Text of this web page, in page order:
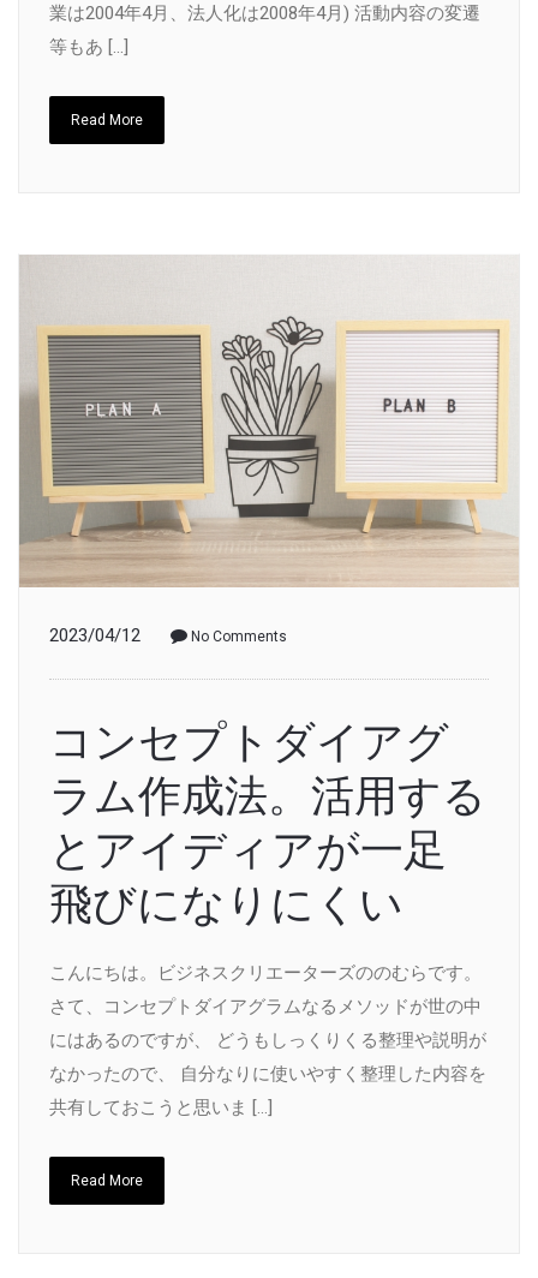
業は2004年4月、法人化は2008年4月) 活動内容の変遷
等もあ […]
Read More
2023/04/12 No Comments
コンセプトダイアグ
ラム作成法。活用する
とアイディアが一足
飛びになりにくい
こんにちは。ビジネスクリエーターズののむらです。
さて、コンセプトダイアグラムなるメソッドが世の中
にはあるのですが、 どうもしっくりくる整理や説明が
なかったので、 自分なりに使いやすく整理した内容を
共有しておこうと思いま […]
Read More